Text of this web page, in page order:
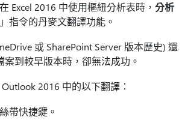
Excel 2016 中使用樞紐分析表時， 分析
」指令的丹麥文翻譯功能。
或 SharePoint Server 版本歷史) 還
案到較早版本時，卻無法成功。
2016 中的以下翻譯：
帶快捷鍵。